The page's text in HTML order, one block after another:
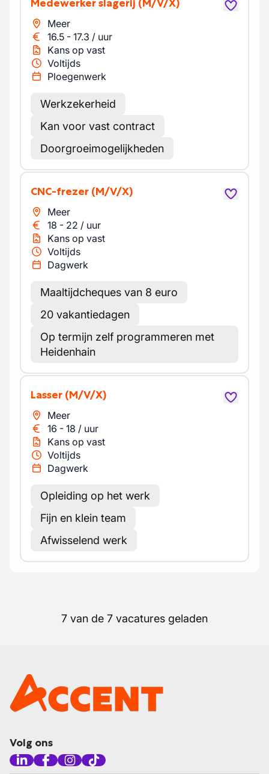
Medewerker slagerij (M/V/X)
Meer
16.5 - 17.3 / uur
Kans op vast
Voltijds
Ploegenwerk
Werkzekerheid
Kan voor vast contract
Doorgroeimogelijkheden
CNC-frezer (M/V/X)
Meer
18 - 22 / uur
Kans op vast
Voltijds
Dagwerk
Maaltijdcheques van 8 euro
20 vakantiedagen
Op termijn zelf programmeren met
Heidenhain
Lasser (M/V/X)
Meer
16 - 18 / uur
Kans op vast
Voltijds
Dagwerk
Opleiding op het werk
Fijn en klein team
Afwisselend werk
7 van de 7 vacatures geladen
Volg ons